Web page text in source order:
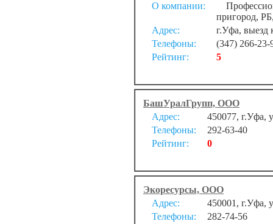
О компании:
пригород,
Адрес:
г.Уфа, выезд
Телефоны:
(347) 266-23-
Рейтинг:
5
БашУралГрупп, ООО
Адрес:
450077, г.Уфа,
Телефоны:
292-63-40
Рейтинг:
0
Экоресурсы, ООО
Адрес:
450001, г.Уфа,
Телефоны:
282-74-56